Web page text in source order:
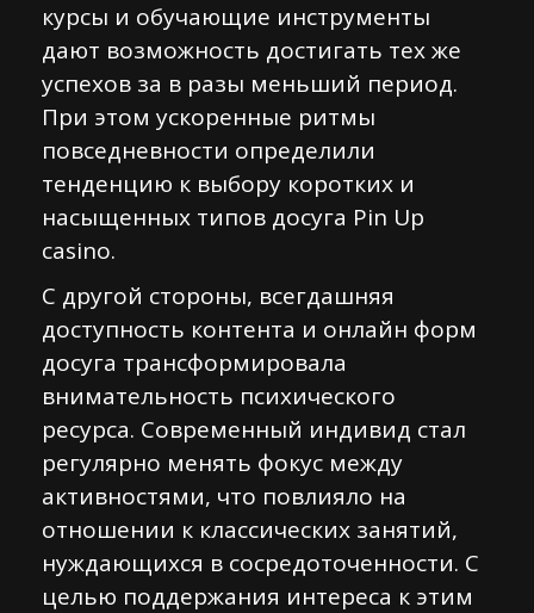
курсы и обучающие инструменты
дают возможность достигать тех же
успехов за в разы меньший период.
При этом ускоренные ритмы
повседневности определили
тенденцию к выбору коротких и
насыщенных типов досуга Pin Up
casino.
С другой стороны, всегдашняя
доступность контента и онлайн форм
досуга трансформировала
внимательность психического
ресурса. Современный индивид стал
регулярно менять фокус между
активностями, что повлияло на
отношении к классических занятий,
нуждающихся в сосредоточенности. С
целью поддержания интереса к этим